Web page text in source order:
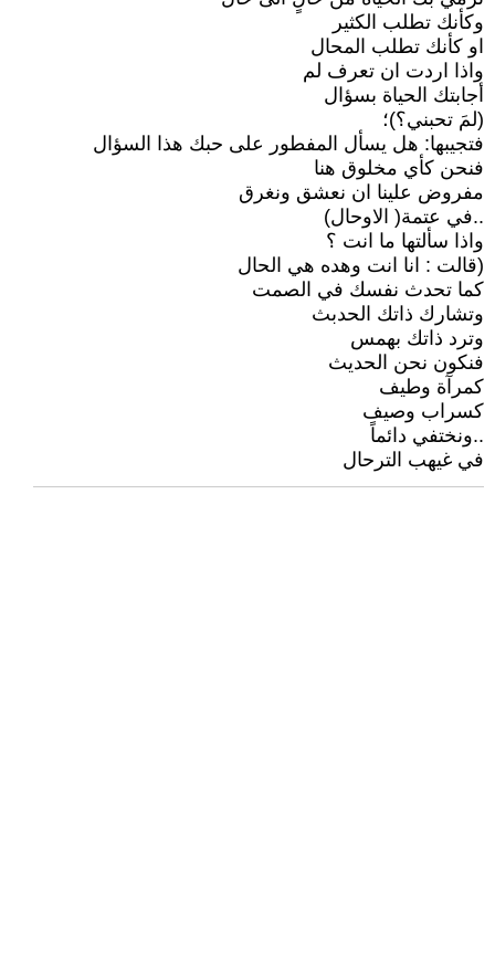
وكأنك تطلب الكثير
او كأنك تطلب المحال
واذا اردت ان تعرف لم
أجابتك الحياة بسؤال
(لمَ تحبني؟)؛
فتجيبها: هل يسأل المفطور على حبك هذا السؤال
فنحن كأي مخلوق هنا
مفروض علينا ان نعشق ونغرق
..في عتمة( الاوحال)
واذا سألتها ما انت ؟
(قالت : انا انت وهده هي الحال
كما تحدث نفسك في الصمت
وتشارك ذاتك الحدبث
وترد ذاتك بهمس
فنكون نحن الحديث
كمرآة وطيف
كسراب وصيف
..ونختفي دائماً
في غيهب الترحال